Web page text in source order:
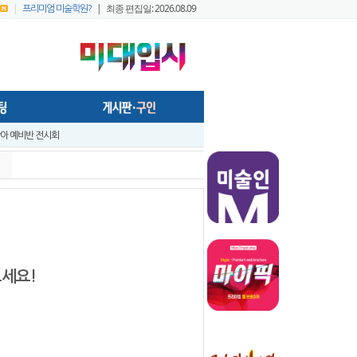
| 프리미엄 미술학원? | 최종 편집일: 2026.08.09
미술학원,실기대회장, 작업실 등의 공간에서 효율적으로 사용가능하게..
시미술 실기대전 A+ 우수작 발표 - 홍대지구 입시미술학원연합회
시미술 실기대전 입시반 예비반 주제발표 - 홍대지구 입시미술학원연합..
술 실기대전 - 전국 연합시험 교수평가 현장 짧은 영상 보기 - 순차적..
술실기대전 [입시반, 예비반 주제 발표] -전국연합시험 미술교육협의회..
미대정시배치표 백분위 미대수능 등급컷 다운로드 안내
요!